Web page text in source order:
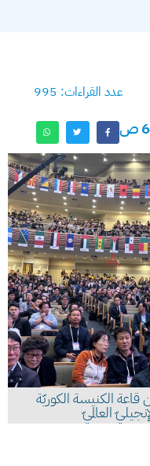
عدد القراءات: 995
الكنيسة الكوريّة
العالميّ